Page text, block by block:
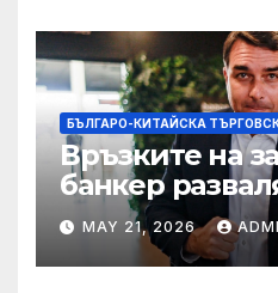
БЪЛГАРО-КИТАЙСКА
Връзките на
банкер
надеждите
Болсонаро за
Бразилия
MAY 21, 2026